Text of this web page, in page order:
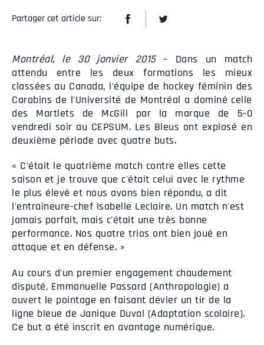
Partager cet article sur:
Montréal, le 30 janvier 2015– Dans un match
attendu entre les deux formations les mieux
classées au Canada, l'équipe de hockey féminin des
Carabins de l'Université de Montréal a dominé celle
des Martlets de McGill par la marque de 5-0
vendredi soir au CEPSUM. Les Bleus ont explosé en
deuxième période avec quatre buts.
« C'était le quatrième match contre elles cette
saison et je trouve que c'était celui avec le rythme
le plus élevé et nous avons bien répondu, a dit
l'entraîneure-chef Isabelle Leclaire. Un match n'est
jamais parfait, mais c'était une très bonne
performance. Nos quatre trios ont bien joué en
attaque et en défense. »
Au cours d'un premier engagement chaudement
disputé, Emmanuelle Passard (Anthropologie) a
ouvert le pointage en faisant dévier un tir de la
ligne bleue de Janique Duval (Adaptation scolaire).
Ce but a été inscrit en avantage numérique.